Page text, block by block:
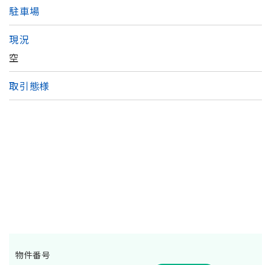
駐車場
現況
空
取引態様
物件番号